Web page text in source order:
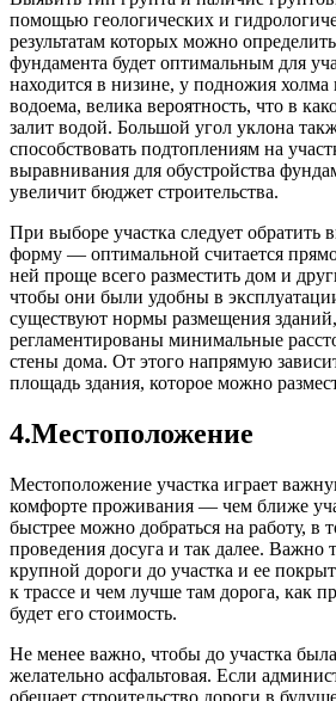
помощью геологических и
результатам которых можно
фундамента будет оптимальным для
находится в низине, у подножия холма
водоема, велика вероятность, что в
залит водой. Большой угол уклона
способствовать подтоплениям на
выравнивания для обустройства
увеличит бюджет строительства.
При выборе участка следует обратить
форму — оптимальной считается
ней проще всего разместить дом и
чтобы они были удобны в
существуют нормы размещения
регламентированы минимальные
стены дома. От этого напрямую
площадь здания, которое можно
4.Местоположение
Местоположение участка играет
комфорте проживания — чем ближе
быстрее можно добраться на работу, в
проведения досуга и так далее. Важно
крупной дороги до участка и ее
к трассе и чем лучше там дорога, как
будет его стоимость.
Не менее важно, чтобы до участка
желательно асфальтовая. Если
обещает строительство дороги в